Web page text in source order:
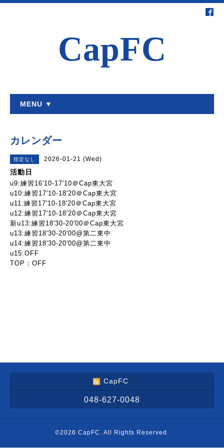
CapFC
MENU ▼
カレンダー
指定なし 2026-01-21 (Wed)
活動日
u9:練習16'10-17'10＠Cap東大宮
u10:練習17'10-18'20＠Cap東大宮
u11:練習17'10-18'20＠Cap東大宮
u12:練習17'10-18'20＠Cap東大宮
新u13:練習18'30-20'00＠Cap東大宮
u13:練習18'30-20'00@第二東中
u14:練習18'30-20'00@第二東中
u15:OFF
TOP：OFF
CapFC
048-627-0048
©2026 CapFC . All Rights Reserved.